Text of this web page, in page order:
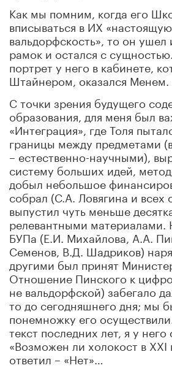
Как мы помним, когда его
вписываться в ИХ «настоящую
вальдорфскость», то он
рамок и остался с
портрет у него в кабинете,
Штайнером, оказался Менем.
С точки зрения будущего
образования, для меня был
«Интеграция», где Толя
границы между предметами
– естественно-научными),
систему больших идей,
добыл небольшое
собрал (С.А. Ловягина и всех
выпустил чуть меньше
релевантными материалами.
БУПа (Е.И. Михайлова, А.А.
Семенов, В.Д. Шадриков)
другими был принят
Отношение Пинского к
не вальдорфской) забегало
то до сегодняшнего дня; мы
понемножку его
текст последних лет, я у него
«Возможен ли холокост в XXI
ответил – «Нет»…